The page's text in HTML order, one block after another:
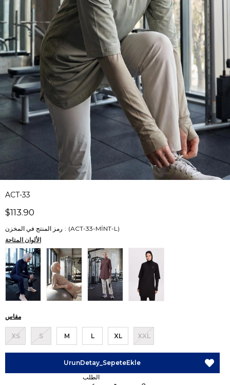
ACT-33
$113.90
رمز المنتج في المخزن
(ACT-33-MİNT-L)
الألوان المتاحة
مقاس
XS S M L XL XXL